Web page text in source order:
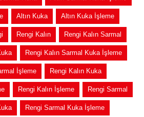
Altın Kuka Altın Kuka İşleme
Rengi Kalın Rengi Kalın Sarmal
Rengi Kalın Sarmal Kuka İşleme
İşleme Rengi Kalın Kuka
Rengi Kalın İşleme Rengi Sarmal
Rengi Sarmal Kuka İşleme